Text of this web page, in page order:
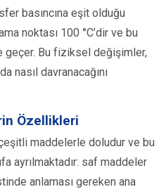
basıncına eşit olduğu
noktası 100 °C’dir ve bu
geçer. Bu fiziksel değişimler,
nasıl davranacağını
Özellikleri
maddelerle doludur ve bu
ayrılmaktadır: saf maddeler
anlaması gereken ana